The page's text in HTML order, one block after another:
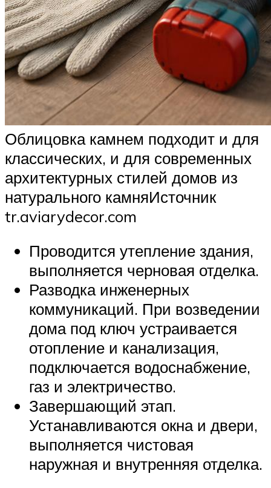
Облицовка камнем подходит и для
классических, и для современных
архитектурных стилей домов из
натурального камняИсточник
tr.aviarydecor.com
Проводится утепление здания,
выполняется черновая отделка.
Разводка инженерных
коммуникаций. При возведении
дома под ключ устраивается
отопление и канализация,
подключается водоснабжение,
газ и электричество.
Завершающий этап.
Устанавливаются окна и двери,
выполняется чистовая
наружная и внутренняя отделка.